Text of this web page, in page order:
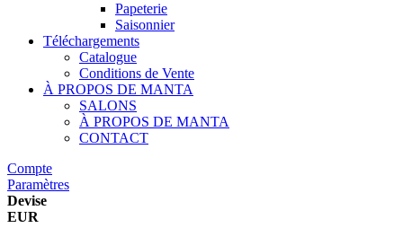
Papeterie
Saisonnier
Téléchargements
Catalogue
Conditions de Vente
À PROPOS DE MANTA
SALONS
À PROPOS DE MANTA
CONTACT
Compte
Paramètres
Devise
EUR